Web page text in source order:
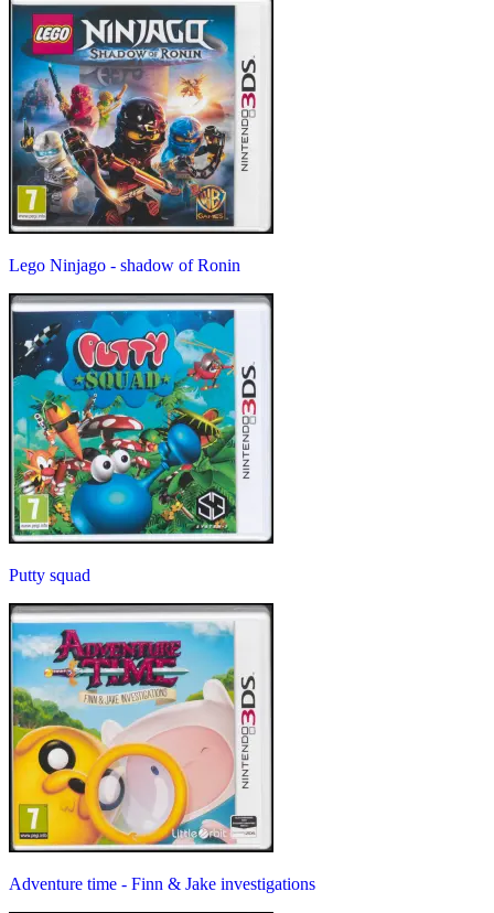
Lego Ninjago - shadow of Ronin
Putty squad
Adventure time - Finn & Jake investigations